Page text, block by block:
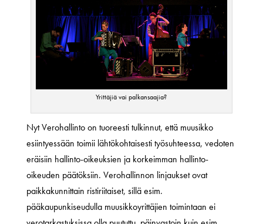
Yrittäjiä vai palkansaajia?
Nyt Verohallinto on tuoreesti tulkinnut, että muusikko
esiintyessään toimii lähtökohtaisesti työsuhteessa, vedoten
eräisiin hallinto-oikeuksien ja korkeimman hallinto-
oikeuden päätöksiin. Verohallinnon linjaukset ovat
paikkakunnittain ristiriitaiset, sillä esim.
pääkaupunkiseudulla muusikkoyrittäjien toimintaan ei